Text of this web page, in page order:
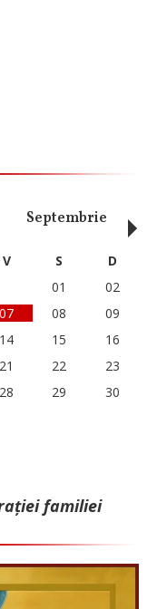
Septembrie
V S
D
01
02
07 08
09
14 15
16
21 22
23
28 29
30
familiei